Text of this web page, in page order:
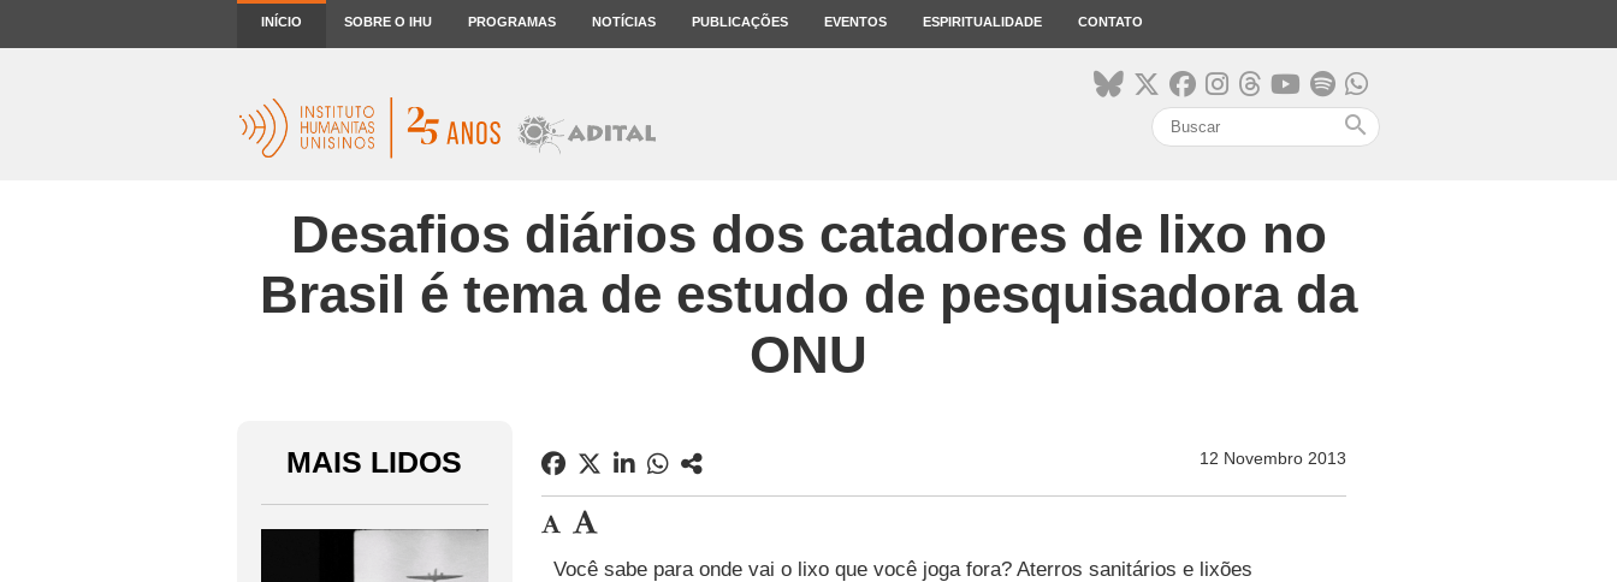
INÍCIO SOBRE O IHU PROGRAMAS NOTÍCIAS PUBLICAÇÕES EVENTOS ESPIRITUALIDADE CONTATO
search
Desafios diários dos catadores de lixo no
Brasil é tema de estudo de pesquisadora da
ONU
MAIS LIDOS 12 Novembro 2013
Você sabe para onde vai o lixo que você joga fora? Aterros sanitários e lixões